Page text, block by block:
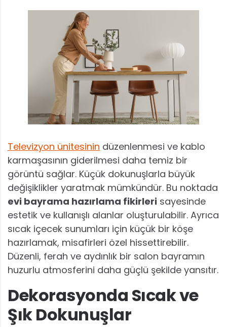
Televizyon ünitesinin düzenlenmesi ve kablo
karmaşasının giderilmesi daha temiz bir
görüntü sağlar. Küçük dokunuşlarla büyük
değişiklikler yaratmak mümkündür. Bu noktada
evi bayrama hazırlama fikirleri sayesinde
estetik ve kullanışlı alanlar oluşturulabilir. Ayrıca
sıcak içecek sunumları için küçük bir köşe
hazırlamak, misafirleri özel hissettirebilir.
Düzenli, ferah ve aydınlık bir salon bayramın
huzurlu atmosferini daha güçlü şekilde yansıtır.
Dekorasyonda Sıcak ve
Şık Dokunuşlar